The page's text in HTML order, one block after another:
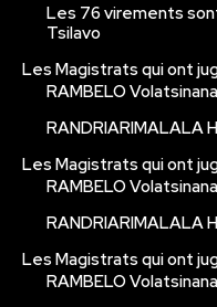
Les 76 virements
Tsilavo
Les Magistrats qui ont
RAMBELO Volatsinana
RANDRIARIMALALA
Les Magistrats qui ont
RAMBELO Volatsinana
RANDRIARIMALALA
Les Magistrats qui ont
RAMBELO Volatsinana